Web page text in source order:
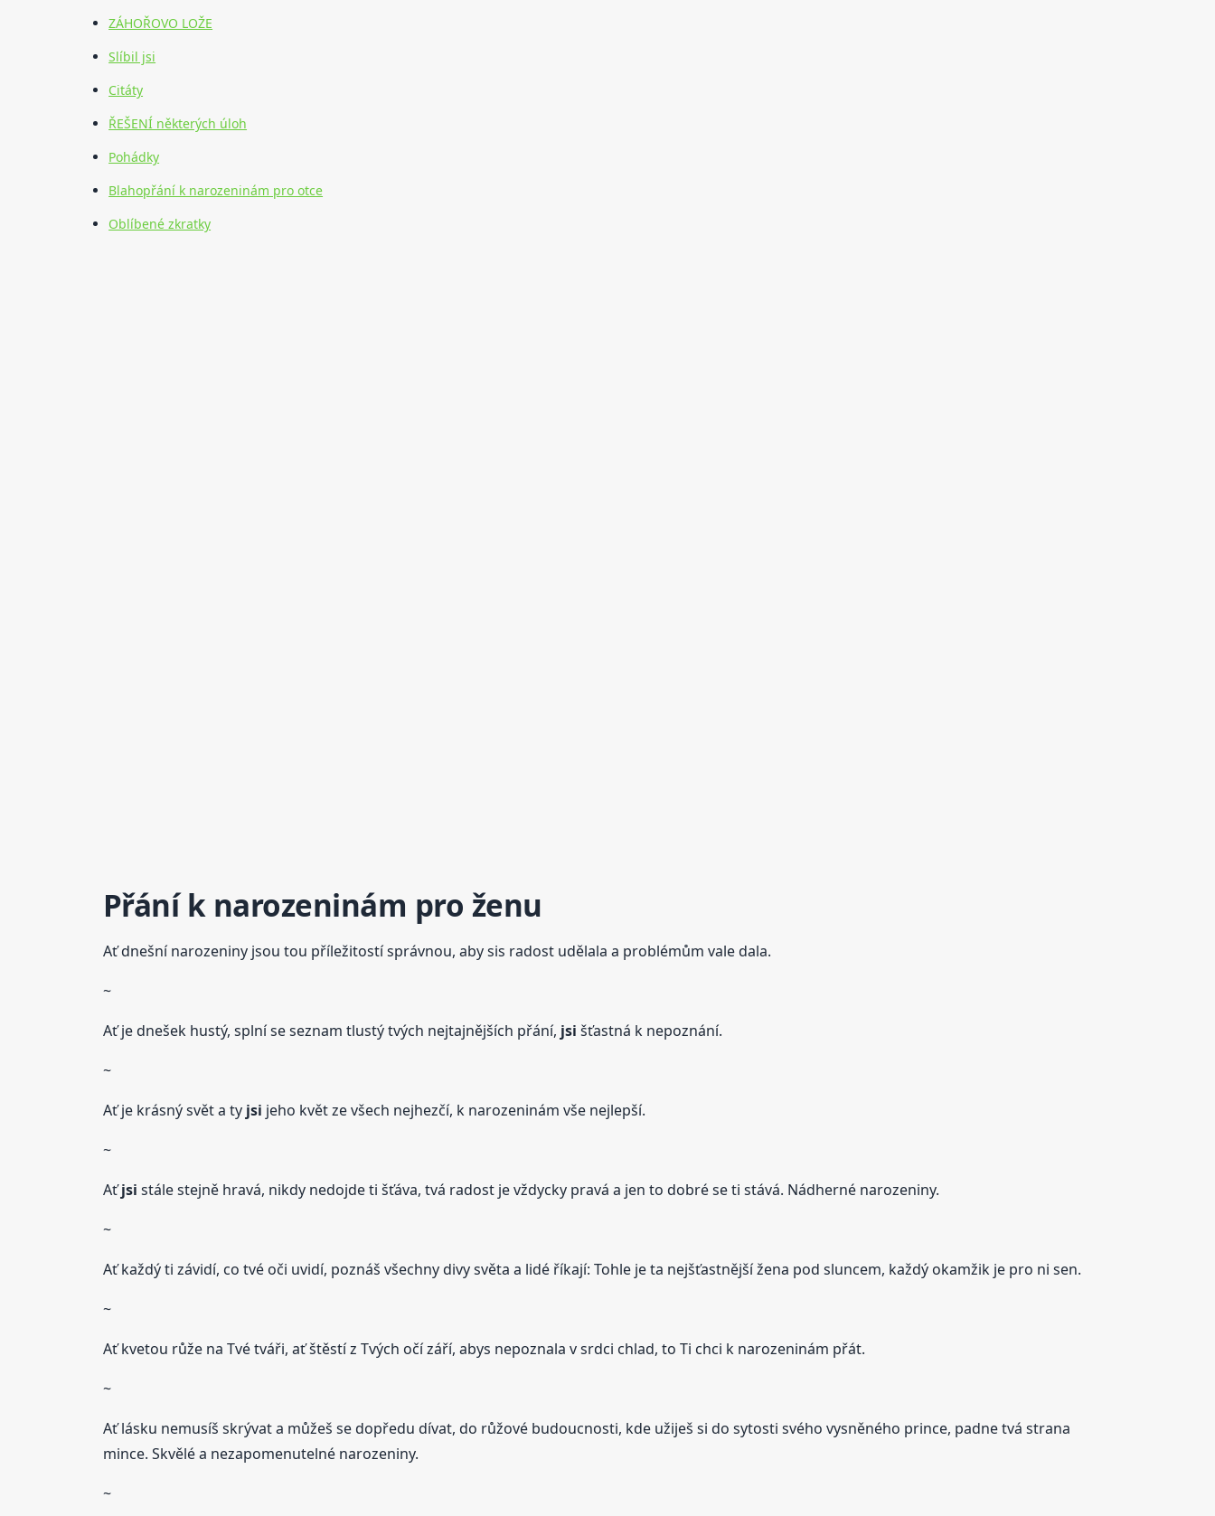
ZÁHOŘOVO LOŽE
Slíbil jsi
Citáty
ŘEŠENÍ některých úloh
Pohádky
Blahopřání k narozeninám pro otce
Oblíbené zkratky
Přání k narozeninám pro ženu
Ať dnešní narozeniny jsou tou příležitostí správnou, aby sis radost udělala a problémům vale dala.
~
Ať je dnešek hustý, splní se seznam tlustý tvých nejtajnějších přání, jsi šťastná k nepoznání.
~
Ať je krásný svět a ty jsi jeho květ ze všech nejhezčí, k narozeninám vše nejlepší.
~
Aťjsi stále stejně hravá, nikdy nedojde ti šťáva, tvá radost je vždycky pravá a jen to dobré se ti stává. Nádherné narozeniny.
~
Ať každý ti závidí, co tvé oči uvidí, poznáš všechny divy světa a lidé říkají: Tohle je ta nejšťastnější žena pod sluncem, každý okamžik je pro ni sen.
~
Ať kvetou růže na Tvé tváři, ať štěstí z Tvých očí září, abys nepoznala v srdci chlad, to Ti chci k narozeninám přát.
~
Ať lásku nemusíš skrývat a můžeš se dopředu dívat, do růžové budoucnosti, kde užiješ si do sytosti svého vysněného prince, padne tvá strana
mince. Skvělé a nezapomenutelné narozeniny.
~